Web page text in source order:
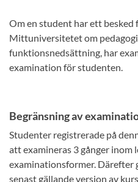
Om en student har ett besked
Mittuniversitetet om
funktionsnedsättning, har
examination för studenten.
Begränsning av
Studenter registrerade på
att examineras 3 gånger inom
examinationsformer.
senast gällande version av